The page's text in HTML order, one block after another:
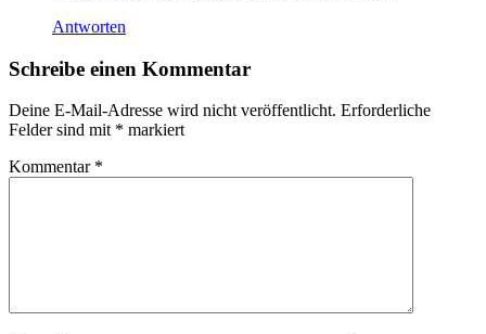
Antworten
Schreibe einen Kommentar
Deine E-Mail-Adresse wird nicht veröffentlicht. Erforderliche
Felder sind mit * markiert
Kommentar *